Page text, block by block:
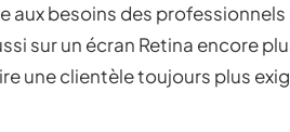
aux besoins des
sur un écran Retina encore
une clientèle toujours plus